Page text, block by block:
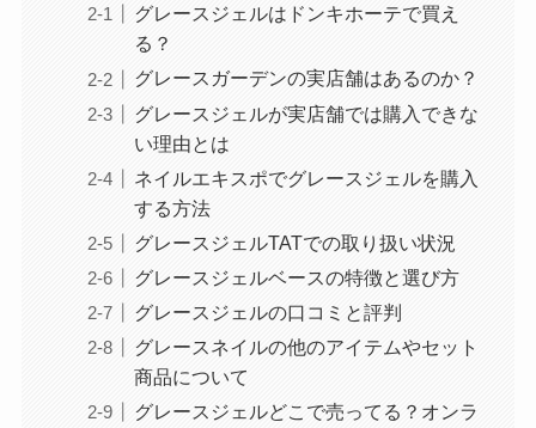
グレースジェルはドンキホーテで買え
る？
グレースガーデンの実店舗はあるのか？
グレースジェルが実店舗では購入できな
い理由とは
ネイルエキスポでグレースジェルを購入
する方法
グレースジェルTATでの取り扱い状況
グレースジェルベースの特徴と選び方
グレースジェルの口コミと評判
グレースネイルの他のアイテムやセット
商品について
グレースジェルどこで売ってる？オンラ